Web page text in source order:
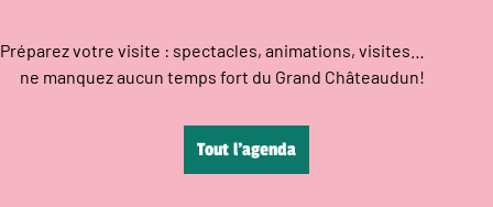
Préparez votre visite : spectacles, animations, visites…
ne manquez aucun temps fort du Grand Châteaudun!
Tout l’agenda